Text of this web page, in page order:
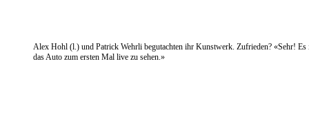
Alex Hohl (l.) und Patrick Wehrli begutachten ihr Kunstwerk. Zufrieden? «Sehr! Es
das Auto zum ersten Mal live zu sehen.»